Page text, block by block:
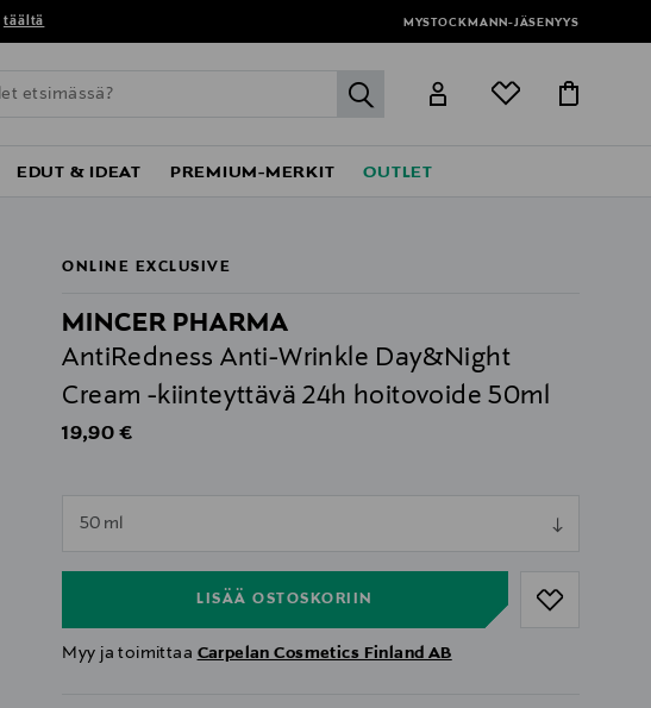
täältä MYSTOCKMANN-JÄSENYYS
label.header.go
EDUT & IDEAT PREMIUM-MERKIT OUTLET
ONLINE EXCLUSIVE
MINCER PHARMA
AntiRedness Anti-Wrinkle Day&Night
Cream -kiinteyttävä 24h hoitovoide 50ml
Original Price
19,90 €
50 ml
LISÄÄ OSTOSKORIIN
null
Myy ja toimittaa Carpelan Cosmetics Finland AB